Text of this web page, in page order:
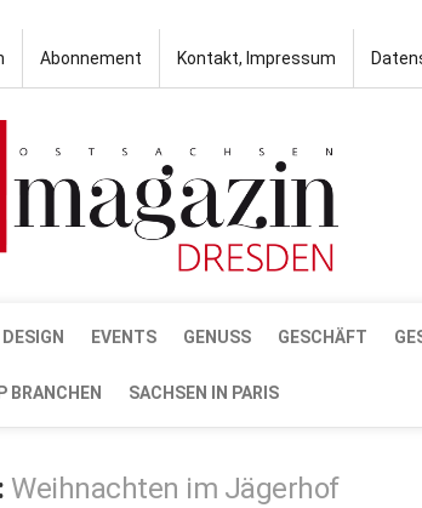
Abonnement Kontakt, Impressum
EVENTS GENUSS GESCHÄFT
BRANCHEN SACHSEN IN PARIS
Weihnachten im Jägerhof